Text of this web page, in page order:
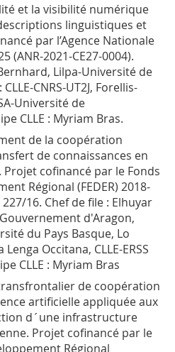
et la visibilité numérique
linguistiques et
par l’Agence Nationale
(ANR-2021-CE27-0004).
Lilpa-Université de
CNRS-UT2J, Forellis-
Université de
CLLE : Myriam Bras.
de la coopération
de connaissances en
cofinancé par le Fonds
Régional (FEDER) 2018-
16. Chef de file : Elhuyar
d'Aragon,
du Pays Basque, Lo
Occitana, CLLE-ERSS
CLLE : Myriam Bras
de coopération
artificielle appliquée aux
d´une infrastructure
Projet cofinancé par le
Régional